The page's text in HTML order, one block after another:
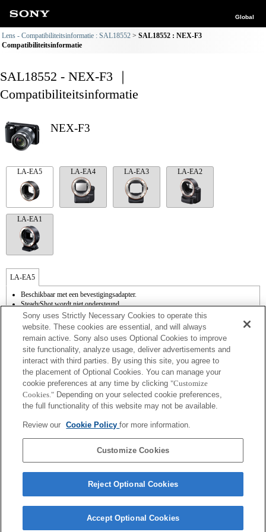
Global
Lens - Compatibiliteitsinformatie : SAL18552
SAL18552 : NEX-F3
Compatibiliteitsinformatie
SAL18552 - NEX-F3 ｜
Compatibiliteitsinformatie
NEX-F3
LA-EA5 LA-EA4 LA-EA3 LA-EA2
LA-EA1
LA-EA5
Beschikbaar met een bevestigingsadapter.
SteadyShot wordt niet ondersteund.
De interne microfoon registreert het geluid van het diafragma.
Photo Creativity werkt niet.
Outside the A (Aperture priority), S (Shutter priority), and M (Manual) modes, the
shutter speed and the aperture can not be adjusted during the movie recording.
[Lens Comp] (lenscompensatie) werkt niet.
De functie autofocus (AF-S (enkelvoudige autofocus) kan worden gebruikt. Met een
A-type lens zal de autofocus trager zijn dan met een E-type lens. Ze duurt ongeveer 2
tot 7 seconden (gebaseerd op de meetstandaard van Sony). De snelheid is afhankelijk
van de onderwerpen of van de helderheid van de omgeving). Als u films met
autofocus opneemt, wordt mogelijk het gebruiksgeluid van de lens opgenomen.
Als u de [A-type lens] met de bevestigingsadapter installeert, werkt de functie MF
vergroten door de functie [Focus Magnifier] (Focusvergroter) of de functie [MF
Assist] te selecteren voor om het even welke toets in de "Custom Key Settings"
(Aangepaste toetsinstellingen).
Sony uses Strictly Necessary Cookies to operate this
website. These cookies are essential, and will always
remain active. Sony also uses Optional Cookies to improve
site functionality, analyze usage, deliver advertisements and
interact with third parties. By using this site, you agree to
the placement of Optional Cookies. You can manage your
cookie preferences at any time by clicking "Customize
Cookies." Depending on your selected cookie preferences,
the full functionality of this website may not be available.
Review our Cookie Policyfor more information.
Customize Cookies
Reject Optional Cookies
Accept Optional Cookies